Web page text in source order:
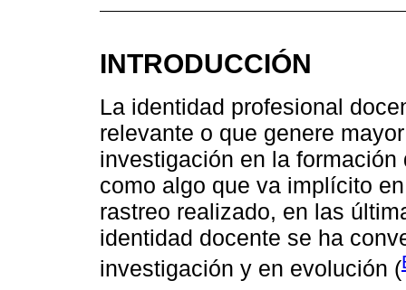
INTRODUCCIÓN
La identidad profesional
relevante o que genere
investigación en la
como algo que va implícito
rastreo realizado, en las
identidad docente se ha
investigación y en evolución (